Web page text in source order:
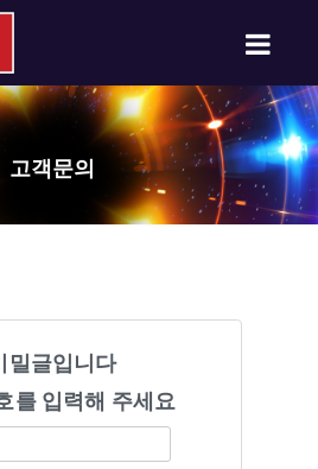
고객문의
밀글입니다
를 입력해 주세요